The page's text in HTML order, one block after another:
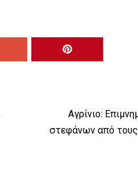
Αγρίνιο:
στεφάνων από